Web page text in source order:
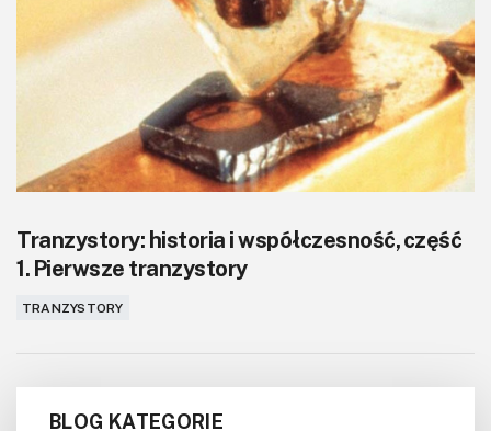
Tranzystory: historia i współczesność, część
1. Pierwsze tranzystory
TRANZYSTORY
BLOG KATEGORIE